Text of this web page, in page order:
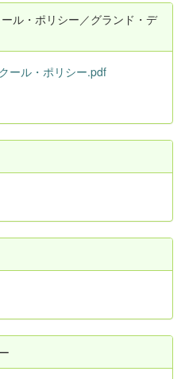
ル・ポリシー／グランド・デ
ール・ポリシー.pdf